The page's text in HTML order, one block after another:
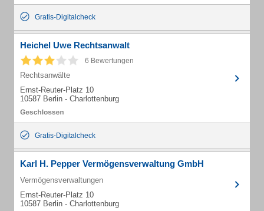
Gratis-Digitalcheck
Heichel Uwe Rechtsanwalt
6 Bewertungen
Rechtsanwälte
Ernst-Reuter-Platz 10
10587 Berlin - Charlottenburg
Gratis-Digitalcheck
Karl H. Pepper Vermögensverwaltung GmbH
Vermögensverwaltungen
Ernst-Reuter-Platz 10
10587 Berlin - Charlottenburg